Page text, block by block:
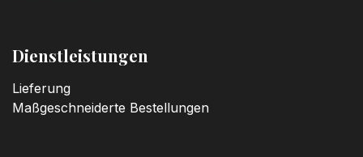
Dienstleistungen
Lieferung
Maßgeschneiderte Bestellungen